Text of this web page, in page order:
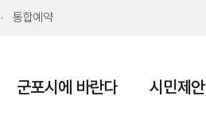
통합예약
군포시에 바란다 시민제안